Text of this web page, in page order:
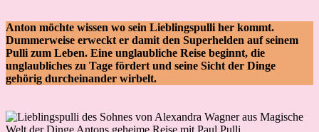
Anton möchte wissen wo sein Lieblingspulli her kommt.
Dummerweise erweckt er damit den Superhelden auf seinem
Pulli zum Leben. Eine unglaubliche Reise beginnt, die
unglaubliches zu Tage fördert und seine Sicht der Dinge
gehörig durcheinander wirbelt.